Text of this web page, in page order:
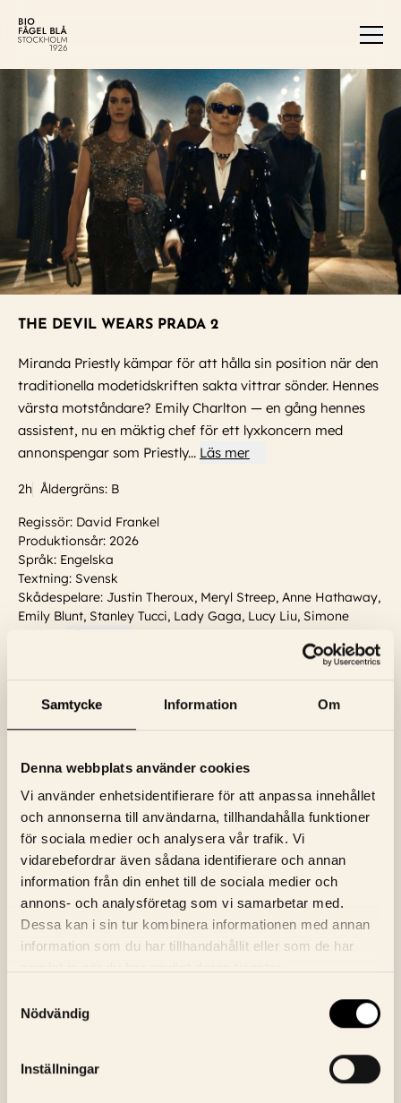
Samtycke Information Om
Denna webbplats använder cookies
Vi använder enhetsidentifierare för att anpassa innehållet
och annonserna till användarna, tillhandahålla funktioner
för sociala medier och analysera vår trafik. Vi
vidarebefordrar även sådana identifierare och annan
information från din enhet till de sociala medier och
annons- och analysföretag som vi samarbetar med.
Dessa kan i sin tur kombinera informationen med annan
information som du har tillhandahållit eller som de har
Nödvändig
Inställningar
THE DEVIL WEARS PRADA 2
Miranda Priestly kämpar för att hålla sin position när den
traditionella modetidskriften sakta vittrar sönder. Hennes
värsta motståndare? Emily Charlton — en gång hennes
assistent, nu en mäktig chef för ett lyxkoncern med
annonspengar som Priestly... Läs mer
2h Åldergräns: B
Regissör: David Frankel
Produktionsår: 2026
Språk: Engelska
Textning: Svensk
Skådespelare: Justin Theroux, Meryl Streep, Anne Hathaway,
Emily Blunt, Stanley Tucci, Lady Gaga, Lucy Liu, Simone
Söndag, 9 Augusti14:15